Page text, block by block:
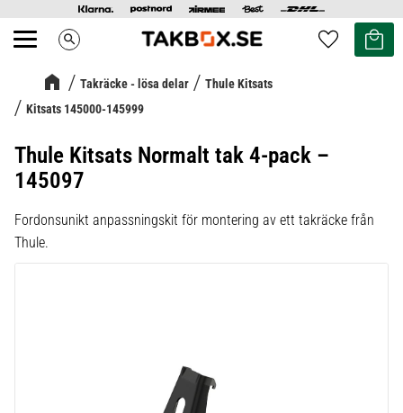
Meny search Favoriter
Kundvagn
Takräcke - lösa delar
Thule Kitsats
Kitsats 145000-145999
Thule Kitsats Normalt tak 4-pack –
145097
Fordonsunikt anpassningskit för montering av ett takräcke från
Thule.